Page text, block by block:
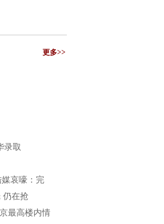
更多>>
录取
哀嚎：完
仍在抢
最高楼内情